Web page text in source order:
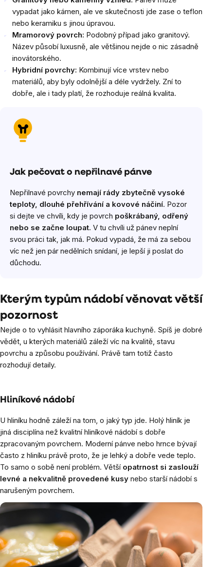
vypadat jako kámen, ale ve skutečnosti jde zase o teflon
nebo keramiku s jinou úpravou.
Mramorový povrch: Podobný případ jako granitový.
Název působí luxusně, ale většinou nejde o nic zásadně
inovátorského.
Hybridní povrchy: Kombinují více vrstev nebo
materiálů, aby byly odolnější a déle vydržely. Zní to
dobře, ale i tady platí, že rozhoduje reálná kvalita.
Jak pečovat o nepřilnavé pánve
Nepřilnavé povrchy nemají rády zbytečně vysoké
teploty, dlouhé přehřívání a kovové náčiní. Pozor
si dejte ve chvíli, kdy je povrch poškrábaný, odřený
nebo se začne loupat. V tu chvíli už pánev neplní
svou práci tak, jak má. Pokud vypadá, že má za sebou
víc než jen pár nedělních snídaní, je lepší ji poslat do
důchodu.
Kterým typům nádobí věnovat větší
pozornost
Nejde o to vyhlásit hlavního záporáka kuchyně. Spíš je dobré
vědět, u kterých materiálů záleží víc na kvalitě, stavu
povrchu a způsobu používání. Právě tam totiž často
rozhodují detaily.
Hliníkové nádobí
U hliníku hodně záleží na tom, o jaký typ jde. Holý hliník je
jiná disciplína než kvalitní hliníkové nádobí s dobře
zpracovaným povrchem. Moderní pánve nebo hrnce bývají
často z hliníku právě proto, že je lehký a dobře vede teplo.
To samo o sobě není problém. Větší opatrnost si zaslouží
levné a nekvalitně provedené kusy nebo starší nádobí s
narušeným povrchem.